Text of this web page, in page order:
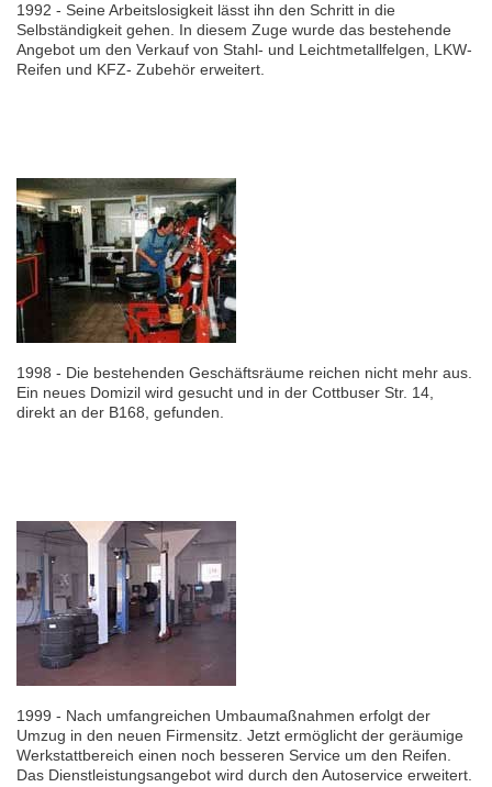
1992 - Seine Arbeitslosigkeit lässt ihn den Schritt in die
Selbständigkeit gehen. In diesem Zuge wurde das bestehende
Angebot um den Verkauf von Stahl- und Leichtmetallfelgen, LKW-
Reifen und KFZ- Zubehör erweitert.
1998 - Die bestehenden Geschäftsräume reichen nicht mehr aus.
Ein neues Domizil wird gesucht und in der Cottbuser Str. 14,
direkt an der B168, gefunden.
1999 - Nach umfangreichen Umbaumaßnahmen erfolgt der
Umzug in den neuen Firmensitz. Jetzt ermöglicht der geräumige
Werkstattbereich einen noch besseren Service um den Reifen.
Das Dienstleistungsangebot wird durch den Autoservice erweitert.